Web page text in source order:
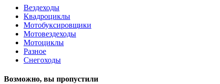
Вездеходы
Квадроциклы
Мотобуксировщики
Мотовездеходы
Мотоциклы
Разное
Снегоходы
Возможно, вы пропустили